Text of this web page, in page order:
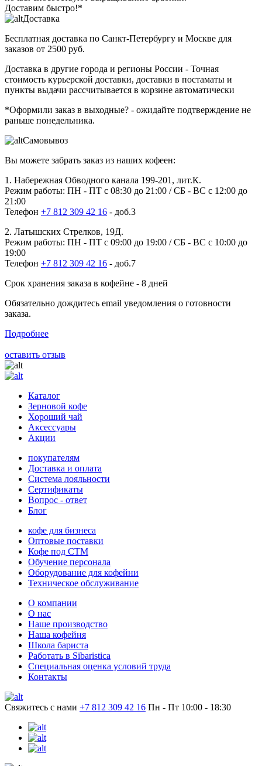
Доставим быстро!*
Доставка
Бесплатная доставка по Санкт-Петербургу и Москве для
заказов от 2500 руб.
Доставка в другие города и регионы России - Точная
стоимость курьерской доставки, доставки в постаматы и
пункты выдачи рассчитывается в корзине автоматически
*Оформили заказ в выходные? - ожидайте подтверждение не
раньше понедельника.
Самовывоз
Вы можете забрать заказ из наших кофеен:
1. Набережная Обводного канала 199-201, лит.К.
Режим работы: ПН - ПТ с 08:30 до 21:00 / СБ - ВС с 12:00 до
21:00
Телефон +7 812 309 42 16 - доб.3
2. Латышских Стрелков, 19Д.
Режим работы: ПН - ПТ с 09:00 до 19:00 / СБ - ВС с 10:00 до
19:00
Телефон +7 812 309 42 16 - доб.7
Срок хранения заказа в кофейне - 8 дней
Обязательно дождитесь email уведомления о готовности
заказа.
Подробнее
оставить отзыв
Каталог
Зерновой кофе
Хороший чай
Аксессуары
Акции
покупателям
Доставка и оплата
Система лояльности
Сертификаты
Вопрос - ответ
Блог
кофе для бизнеса
Оптовые поставки
Кофе под СТМ
Обучение персонала
Оборудование для кофейни
Техническое обслуживание
О компании
О нас
Наше производство
Наша кофейня
Школа бариста
Работать в Sibaristica
Специальная оценка условий труда
Контакты
Свяжитесь с нами +7 812 309 42 16 Пн - Пт 10:00 - 18:30